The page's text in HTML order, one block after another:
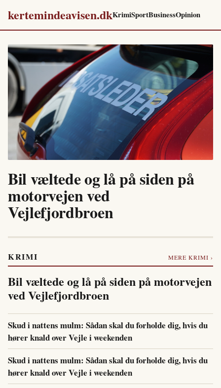
kertemindeavisen.dkKrimiSportBusinessOpinion
Bil væltede og lå på siden på
motorvejen ved
Vejlefjordbroen
KRIMI MERE KRIMI ›
Bil væltede og lå på siden på motorvejen
ved Vejlefjordbroen
Skud i nattens mulm: Sådan skal du forholde dig, hvis du
hører knald over Vejle i weekenden
Skud i nattens mulm: Sådan skal du forholde dig, hvis du
hører knald over Vejle i weekenden